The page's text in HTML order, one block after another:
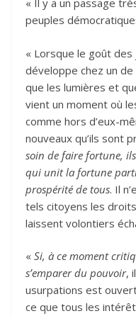
« Il y a un passage
peuples
« Lorsque le goût
développe chez un
que les lumières et
vient un moment où
comme hors d’eux-
nouveaux qu’ils sont
soin de faire fortune,
qui unit la fortune
prospérité de tous. Il
tels citoyens les
laissent volontiers
« Si, à ce moment
s’emparer du pouvoir,
usurpations est
ce que tous les